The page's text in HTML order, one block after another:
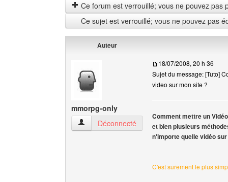
Ce forum est verrouillé; vous ne pouvez pas
Ce sujet est verrouillé; vous ne pouvez pas
Auteur
mmorpg-only
mmorpg-only Voir le profil de l'utilisateur
Déconnecté
18/07/2008, 20 h 36
Sujet du message: [Tuto]
video sur mon site ?
Comment mettre un
et bien plusieurs
n'importe quelle vidéo
C'est surement le plus